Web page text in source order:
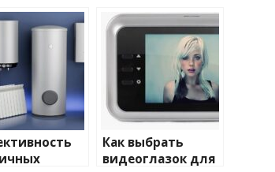
Как выбрать
видеоглазок для